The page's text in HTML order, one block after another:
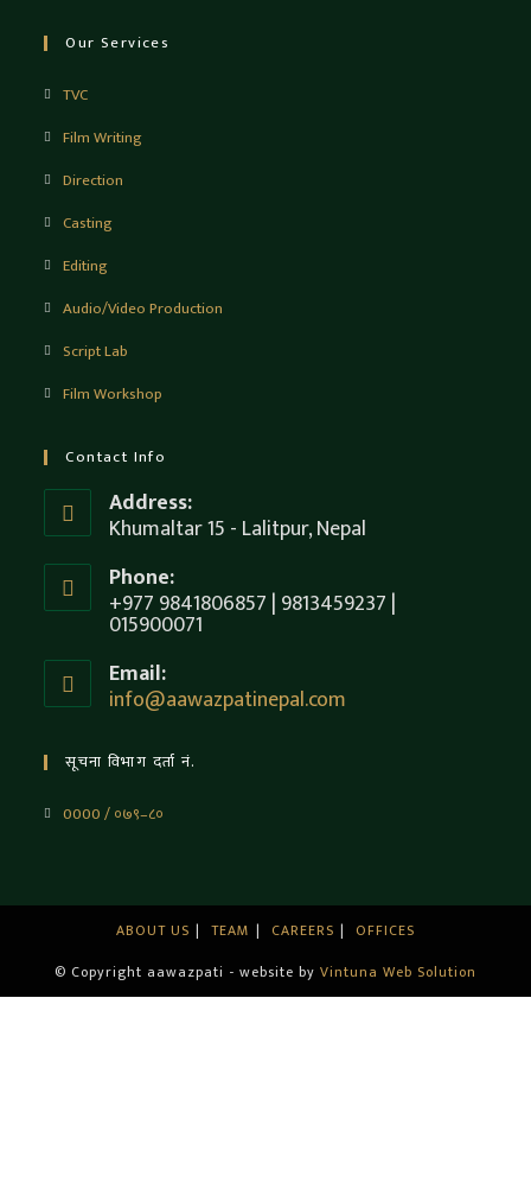
Our Services
TVC
Film Writing
Direction
Casting
Editing
Audio/Video Production
Script Lab
Film Workshop
Contact Info
Address:
Khumaltar 15 - Lalitpur, Nepal
Phone:
+977 9841806857 | 9813459237 |
015900071
Email:
info@aawazpatinepal.com
सूचना विभाग दर्ता नं.
0000 / ०७९–८०
ABOUT US TEAM CAREERS
OFFICES
© Copyright aawazpati - website by Vintuna Web Solution